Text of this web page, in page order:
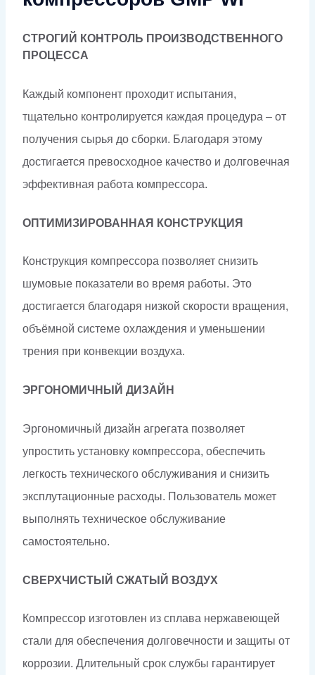
СТРОГИЙ КОНТРОЛЬ ПРОИЗВОДСТВЕННОГО
ПРОЦЕССА
Каждый компонент проходит испытания,
тщательно контролируется каждая процедура – от
получения сырья до сборки. Благодаря этому
достигается превосходное качество и долговечная
эффективная работа компрессора.
ОПТИМИЗИРОВАННАЯ КОНСТРУКЦИЯ
Конструкция компрессора позволяет снизить
шумовые показатели во время работы. Это
достигается благодаря низкой скорости вращения,
объёмной системе охлаждения и уменьшении
трения при конвекции воздуха.
ЭРГОНОМИЧНЫЙ ДИЗАЙН
Эргономичный дизайн агрегата позволяет
упростить установку компрессора, обеспечить
легкость технического обслуживания и снизить
эксплутационные расходы. Пользователь может
выполнять техническое обслуживание
самостоятельно.
СВЕРХЧИСТЫЙ СЖАТЫЙ ВОЗДУХ
Компрессор изготовлен из сплава нержавеющей
стали для обеспечения долговечности и защиты от
коррозии. Длительный срок службы гарантирует